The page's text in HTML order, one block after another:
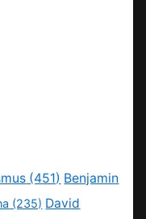
(451) Benjamin
(235) David